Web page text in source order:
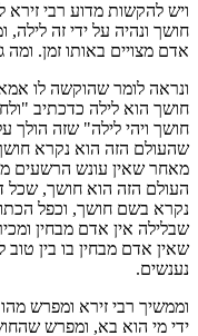
ויש להקשות מדוע רבי
חושך ונהיה על ידי זה
אדם מצויים באותו זמן. ומה
ונראה לומר שהוקשה לו
חושך הוא לילה כדכתיב
חושך ויהי לילה" שזה הולך
שהעולם הזה הוא נקרא
מאחר שאין עונש הרשעים
העולם הזה הוא חושך, שכל
נקרא בשם חושך, וכפל
שבלילה אין אדם מבחין
שאין אדם מבחין בו בין
נענשים.
וממשיך רבי זירא ומפרש
ידי מי הוא בא, ומפרש